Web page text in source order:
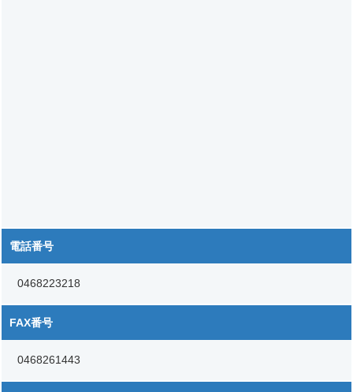
電話番号
0468223218
FAX番号
0468261443